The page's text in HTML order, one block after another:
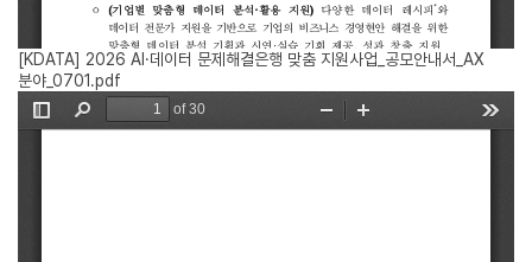
[KDATA] 2026 AI·데이터 문제해결은행 맞춤 지원사업_공모안내서_AX
분야_0701.pdf